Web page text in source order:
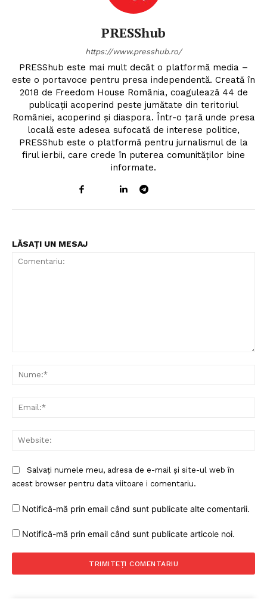
Proiecte editoriale
Contact
PRESShub
https://www.presshub.ro/
PRESShub este mai mult decât o platformă media –
este o portavoce pentru presa independentă. Creată în
2018 de Freedom House România, coagulează 44 de
publicații acoperind peste jumătate din teritoriul
României, acoperind și diaspora. Într-o țară unde presa
locală este adesea sufocată de interese politice,
PRESShub este o platformă pentru jurnalismul de la
firul ierbii, care crede în puterea comunităților bine
informate.
LĂSAȚI UN MESAJ
Salvați numele meu, adresa de e-mail și site-ul web în
acest browser pentru data viitoare i comentariu.
Notifică-mă prin email când sunt publicate alte comentarii.
Notifică-mă prin email când sunt publicate articole noi.